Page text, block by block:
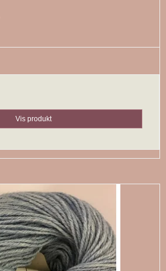
Vis produkt